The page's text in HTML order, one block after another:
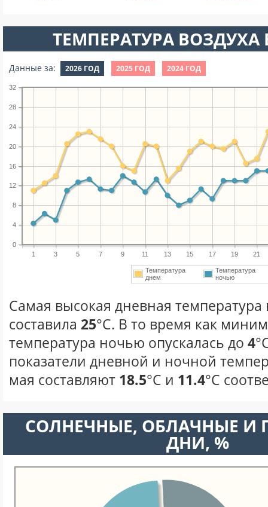
ТЕМПЕРАТУРА ВОЗДУХА
Данные за: 2026 ГОД 2025 ГОД 2024 ГОД
1 3 5 7 9 11 13 15 17 19 21
0
4
8
12
16
20
24
28
32
Температура
днем
Температура
ночью
Самая высокая дневная температура
составила 25°С. В то время как
температура ночью опускалась до 4
показатели дневной и ночной
мая составляют 18.5°С и 11.4°С
CОЛНЕЧНЫЕ, ОБЛАЧНЫЕ И
ДНИ, %